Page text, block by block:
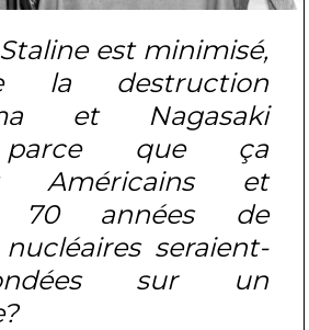
est minimisé,
la destruction
et Nagasaki
parce que ça
Américains et
70 années de
seraient-
sur un